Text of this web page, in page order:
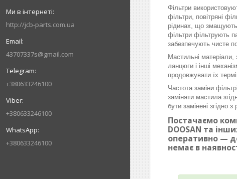
http://jcb-parts.com.ua
43707337s@gmail.com
+380633246100
+380633246100
+380633246100
Фільтри
фільтри, повітряні
рідинах, що змащують
фільтри фільтрують
забезпечують чисте
Мастильні
ланцюги і інші
продовжувати їх
Частота заміни
заміняти мастила
бути замінені згідно
Постачаємо
DOOSAN та
оперативно —
немає в